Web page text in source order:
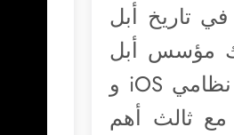
تاريخ أبل
مؤسس أبل
– ثم من حاضرنا كريج فيدريجي المسئول عن نظامي iOS و
ثالث أهم